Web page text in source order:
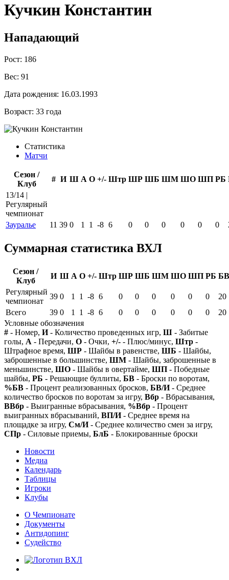
Кучкин Константин
Нападающий
Рост: 186
Вес: 91
Дата рождения: 16.03.1993
Возраст: 33 года
Статистика
Матчи
Сезон /
Клуб
# И Ш А О +/- Штр ШР ШБ ШМ ШО ШП РБ
13/14 |
Регулярный
чемпионат
Зауралье
11 39 0 1 1 -8 6 0 0 0 0 0 0
Суммарная статистика ВХЛ
Сезон /
Клуб
И Ш А О +/- Штр ШР ШБ ШМ ШО ШП РБ БВ
Регулярный
чемпионат
39 0 1 1 -8 6 0 0 0 0 0 0
20
Всего
39 0 1 1 -8 6 0 0 0 0 0 0
20
Условные обозначения
# - Номер, И- Количество проведенных игр, Ш - Забитые
голы, А - Передачи, О - Очки, +/- - Плюс/минус, Штр -
Штрафное время, ШР - Шайбы в равенстве, ШБ - Шайбы,
заброшенные в большинстве, ШМ - Шайбы, заброшенные в
меньшинстве, ШО - Шайбы в овертайме, ШП - Победные
шайбы, РБ - Решающие буллиты, БВ - Броски по воротам,
%БВ - Процент реализованных бросков, БВ/И- Среднее
количество бросков по воротам за игру, Вбр - Вбрасывания,
ВВбр - Выигранные вбрасывания, %Вбр - Процент
выигранных вбрасываний, ВП/И- Среднее время на
площадке за игру, См/И- Среднее количество смен за игру,
СПр - Силовые приемы, БлБ - Блокированные броски
Новости
Медиа
Календарь
Таблицы
Игроки
Клубы
О Чемпионате
Документы
Антидопинг
Судейство